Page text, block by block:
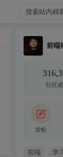
前端
社区
发帖
前端 学